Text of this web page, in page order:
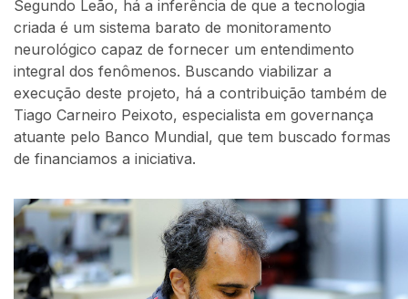
Segundo Leão, há a inferência de que a tecnologia
criada é um sistema barato de monitoramento
neurológico capaz de fornecer um entendimento
integral dos fenômenos. Buscando viabilizar a
execução deste projeto, há a contribuição também de
Tiago Carneiro Peixoto, especialista em governança
atuante pelo Banco Mundial, que tem buscado formas
de financiamos a iniciativa.